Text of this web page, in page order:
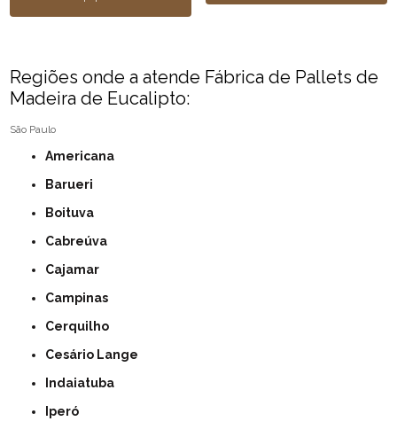
Regiões onde a atende Fábrica de Pallets de
Madeira de Eucalipto:
São Paulo
Americana
Barueri
Boituva
Cabreúva
Cajamar
Campinas
Cerquilho
Cesário Lange
Indaiatuba
Iperó